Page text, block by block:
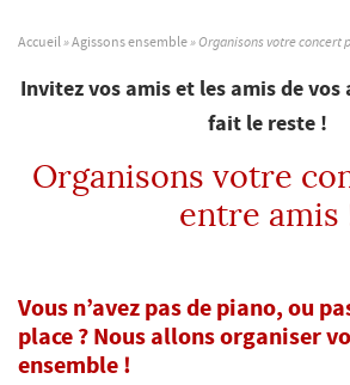
Accueil»Agissons ensemble»Organisons votre concert
Invitez vos amis et les amis de vos
fait le reste !
Organisons votre
entre amis
Vous n’avez pas de piano, ou
place ? Nous allons organiser
ensemble !